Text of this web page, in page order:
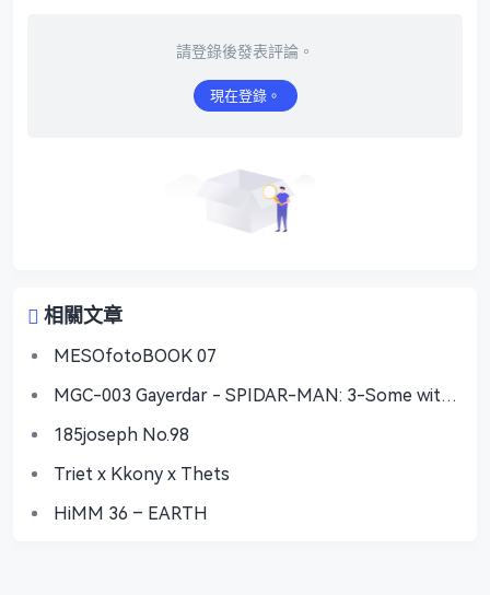
請登錄後發表評論。
現在登錄。
相關文章
MESOfotoBOOK 07
MGC-003 Gayerdar - SPIDAR-MAN: 3-Some with
185joseph No.98
Triet x Kkony x Thets
HiMM 36 – EARTH